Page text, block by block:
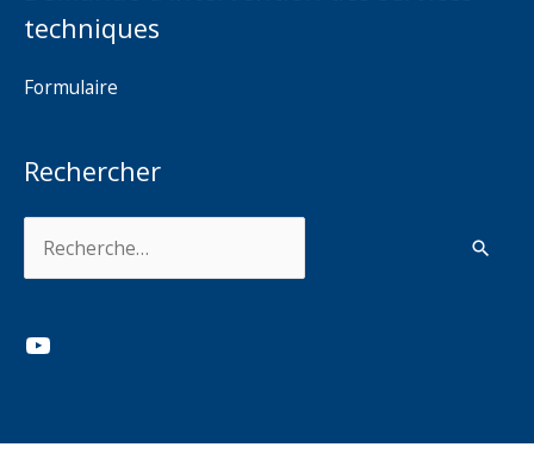
techniques
Formulaire
Rechercher
YouTube